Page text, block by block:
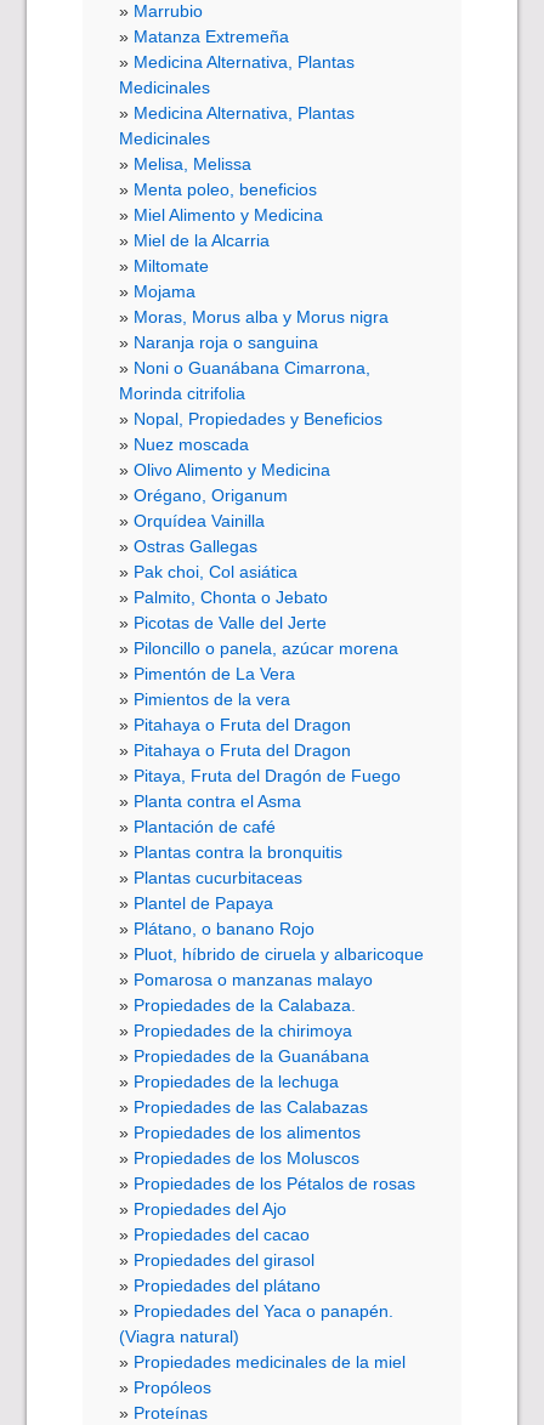
Marrubio
Matanza Extremeña
Medicina Alternativa, Plantas
Medicinales
Medicina Alternativa, Plantas
Medicinales
Melisa, Melissa
Menta poleo, beneficios
Miel Alimento y Medicina
Miel de la Alcarria
Miltomate
Mojama
Moras, Morus alba y Morus nigra
Naranja roja o sanguina
Noni o Guanábana Cimarrona,
Morinda citrifolia
Nopal, Propiedades y Beneficios
Nuez moscada
Olivo Alimento y Medicina
Orégano, Origanum
Orquídea Vainilla
Ostras Gallegas
Pak choi, Col asiática
Palmito, Chonta o Jebato
Picotas de Valle del Jerte
Piloncillo o panela, azúcar morena
Pimentón de La Vera
Pimientos de la vera
Pitahaya o Fruta del Dragon
Pitahaya o Fruta del Dragon
Pitaya, Fruta del Dragón de Fuego
Planta contra el Asma
Plantación de café
Plantas contra la bronquitis
Plantas cucurbitaceas
Plantel de Papaya
Plátano, o banano Rojo
Pluot, híbrido de ciruela y albaricoque
Pomarosa o manzanas malayo
Propiedades de la Calabaza.
Propiedades de la chirimoya
Propiedades de la Guanábana
Propiedades de la lechuga
Propiedades de las Calabazas
Propiedades de los alimentos
Propiedades de los Moluscos
Propiedades de los Pétalos de rosas
Propiedades del Ajo
Propiedades del cacao
Propiedades del girasol
Propiedades del plátano
Propiedades del Yaca o panapén.
(Viagra natural)
Propiedades medicinales de la miel
Propóleos
Proteínas